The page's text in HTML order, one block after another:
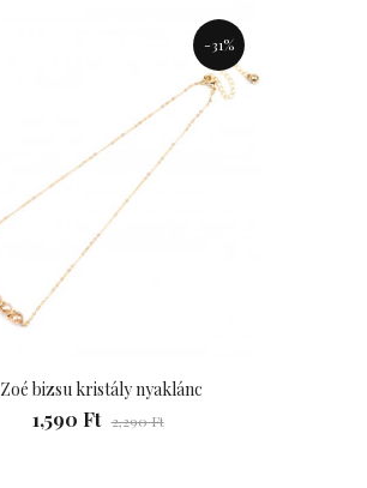
-31%
Zoé bizsu kristály nyaklánc
1,590 Ft 2,290 Ft